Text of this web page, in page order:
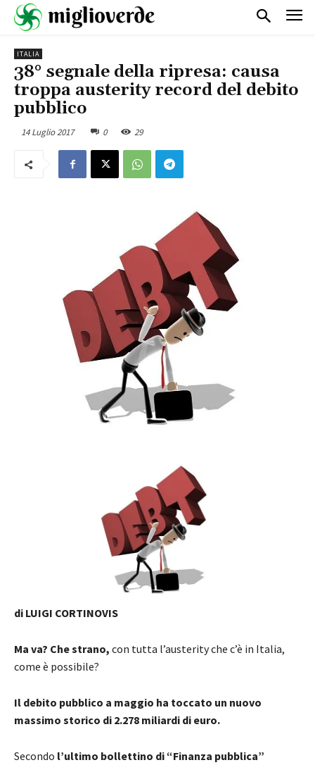
ITALIA
38° segnale della ripresa: causa
troppa austerity record del debito
pubblico
14 Luglio 2017 0 29
di LUIGI CORTINOVIS
Ma va? Che strano, con tutta l’austerity che c’è in Italia,
come è possibile?
Il debito pubblico a maggio ha toccato un nuovo
massimo storico di 2.278 miliardi di euro.
Secondo l’ultimo bollettino di “Finanza pubblica”